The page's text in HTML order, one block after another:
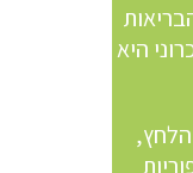
היא